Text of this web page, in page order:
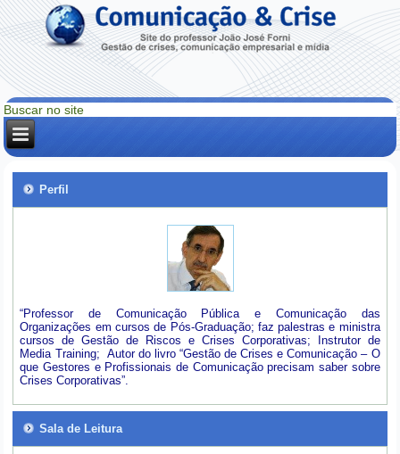
Perfil
“Professor de Comunicação Pública e Comunicação das
Organizações em cursos de Pós-Graduação; faz palestras e ministra
cursos de Gestão de Riscos e Crises Corporativas; Instrutor de
Media Training; Autor do livro “Gestão de Crises e Comunicação – O
que Gestores e Profissionais de Comunicação precisam saber sobre
Crises Corporativas”.
Sala de Leitura